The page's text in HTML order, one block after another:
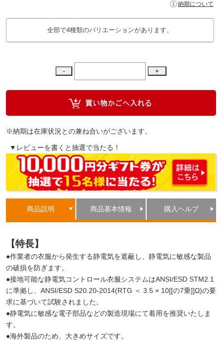
納期について
全部で4種類のバリエーションがあります。
※納期は在庫状況との兼ね合いがございます。
▼レビューを書くと抽選で当たる！
商品説明 商品基本情報 購入ヘルプ
【特長】
●作業者の衣服から発生する静電気を遮蔽し、静電気に敏感な製品
の破損を防ぎます。
●接地可能な静電気コントロール衣服システムはANSI/ESD STM2.1
に準拠し、ANSI/ESD S20.20-2014(RTG ＜ 3.5 × 10[[の7乗]]Ω)の要
求に基づいて試験されました。
●静電気に敏感な電子部品などの製造現場にて着用を推奨いたしま
す。
●海外製品のため、大きめサイズです。